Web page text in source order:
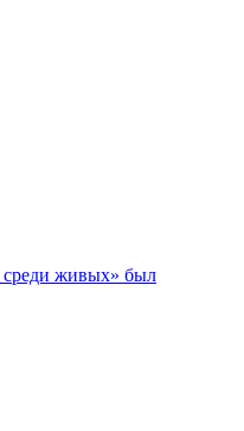
живых» был